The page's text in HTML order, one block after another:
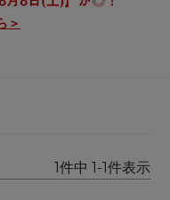
＞
1件中 1 -1件表示